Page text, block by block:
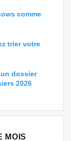
comme
trier votre
dossier
2026
MOIS